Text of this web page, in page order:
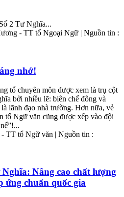
2 Tư Nghĩa...
- TT tổ Ngoại Ngữ | Nguồn tin :
nhớ!
tổ chuyên môn được xem là trụ cột
bởi nhiều lẽ: biên chế đông và
lãnh đạo nhà trường. Hơn nữa, vẻ
tổ Ngữ văn cũng được xếp vào đội
TT tổ Ngữ văn | Nguồn tin :
Nâng cao chất lượng
ứng chuẩn quốc gia